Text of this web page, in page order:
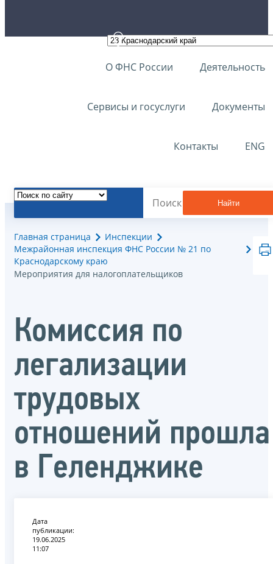
О ФНС России Деятельность
Сервисы и госуслуги Документы
Контакты ENG
Найти
Главная страница
Инспекции
Межрайонная инспекция ФНС России № 21 по
Краснодарскому краю
Мероприятия для налогоплательщиков
Комиссия по
легализации
трудовых
отношений прошла
в Геленджике
Дата
публикации:
19.06.2025
11:07